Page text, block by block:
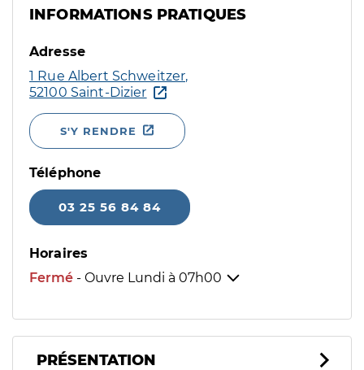
INFORMATIONS PRATIQUES
Adresse
1 Rue Albert Schweitzer,
52100 Saint-Dizier
S'Y RENDRE
Téléphone
03 25 56 84 84
Horaires
Fermé - Ouvre Lundi à 07h00
PRÉSENTATION